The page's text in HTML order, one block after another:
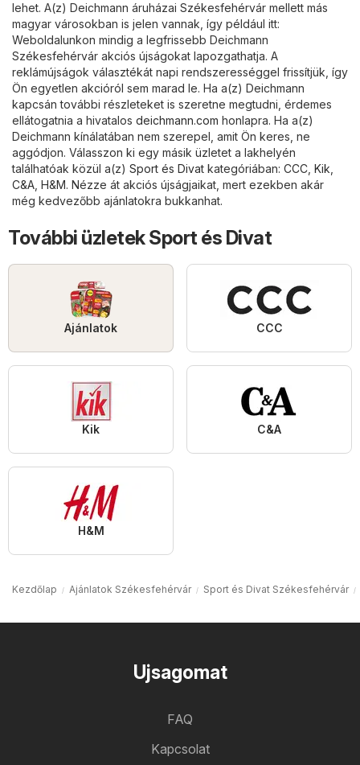
lehet. A(z) Deichmann áruházai Székesfehérvár mellett más
magyar városokban is jelen vannak, így például itt:
Weboldalunkon mindig a legfrissebb Deichmann
Székesfehérvár akciós újságokat lapozgathatja. A
reklámújságok választékát napi rendszerességgel frissítjük, így
Ön egyetlen akcióról sem marad le. Ha a(z) Deichmann
kapcsán további részleteket is szeretne megtudni, érdemes
ellátogatnia a hivatalos deichmann.com honlapra. Ha a(z)
Deichmann kínálatában nem szerepel, amit Ön keres, ne
aggódjon. Válasszon ki egy másik üzletet a lakhelyén
találhatóak közül a(z) Sport és Divat kategóriában: CCC Kik
C&A H&M. Nézze át akciós újságjaikat, mert ezekben akár
még kedvezőbb ajánlatokra bukkanhat.
További üzletek Sport és Divat
Ajánlatok CCC
Kik C&A
H&M
Kezdőlap Ajánlatok Székesfehérvár Sport és Divat Székesfehérvár
Ujsagomat
FAQ
Kapcsolat